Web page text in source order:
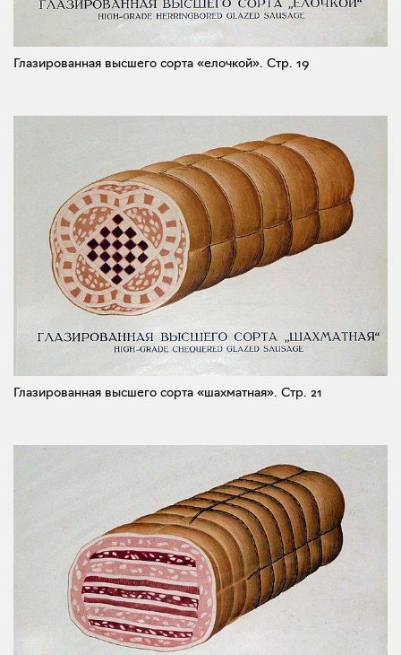
Глазированная высшего сорта «елочкой». Стр. 19
Глазированная высшего сорта «шахматная». Стр. 21